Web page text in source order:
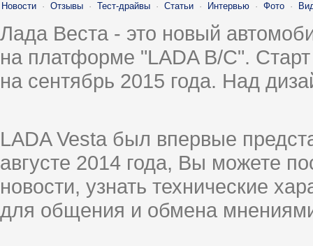
Новости · Отзывы · Тест-драйвы · Статьи · Интервью · Фото ·
Лада Веста - это новый
на платформе "LADA B/C".
на сентябрь 2015 года. Над
LADA Vesta был впервые
августе 2014 года, Вы можете
новости, узнать технические
для общения и обмена